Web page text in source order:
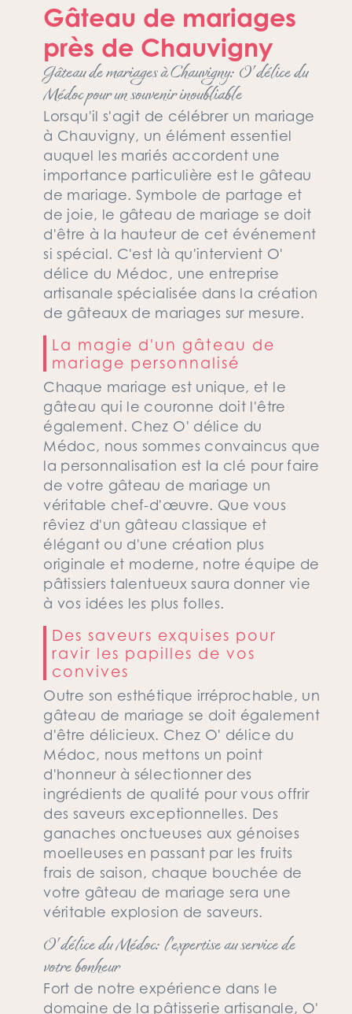
Gâteau de mariages
près de Chauvigny
Gâteau de mariages à Chauvigny: O' délice du
Médoc pour un souvenir inoubliable
Lorsqu'il s'agit de célébrer un mariage
à Chauvigny, un élément essentiel
auquel les mariés accordent une
importance particulière est le gâteau
de mariage. Symbole de partage et
de joie, le gâteau de mariage se doit
d'être à la hauteur de cet événement
si spécial. C'est là qu'intervient O'
délice du Médoc, une entreprise
artisanale spécialisée dans la création
de gâteaux de mariages sur mesure.
La magie d'un gâteau de
mariage personnalisé
Chaque mariage est unique, et le
gâteau qui le couronne doit l'être
également. Chez O' délice du
Médoc, nous sommes convaincus que
la personnalisation est la clé pour faire
de votre gâteau de mariage un
véritable chef-d'œuvre. Que vous
rêviez d'un gâteau classique et
élégant ou d'une création plus
originale et moderne, notre équipe de
pâtissiers talentueux saura donner vie
à vos idées les plus folles.
Des saveurs exquises pour
ravir les papilles de vos
convives
Outre son esthétique irréprochable, un
gâteau de mariage se doit également
d'être délicieux. Chez O' délice du
Médoc, nous mettons un point
d'honneur à sélectionner des
ingrédients de qualité pour vous offrir
des saveurs exceptionnelles. Des
ganaches onctueuses aux génoises
moelleuses en passant par les fruits
frais de saison, chaque bouchée de
votre gâteau de mariage sera une
véritable explosion de saveurs.
O' délice du Médoc: l'expertise au service de
votre bonheur
Fort de notre expérience dans le
domaine de la pâtisserie artisanale, O'